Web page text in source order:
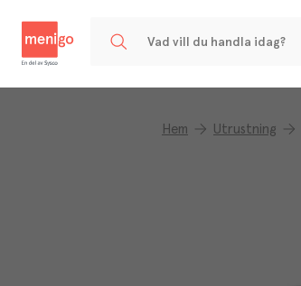
Hem Utrustning